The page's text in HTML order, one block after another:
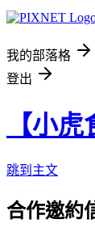
我的部落格
登出
【小
跳到主文
合作邀約